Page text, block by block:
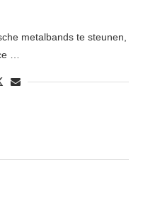
metalbands te steunen,
…